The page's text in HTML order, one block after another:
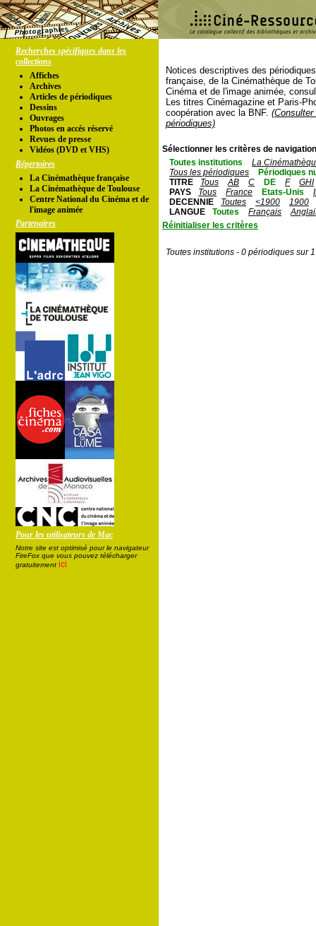
Recherches spécifiques dans les
collections
Affiches
Archives
Articles de périodiques
Dessins
Ouvrages
Photos en accés réservé
Revues de presse
Vidéos (DVD et VHS)
Répertoires
La Cinémathèque française
La Cinémathèque de Toulouse
Centre National du Cinéma et de
l'image animée
Partenaires
Pour les utilisateurs de Mac
Notre site est optimisé pour le navigateur
FireFox que vous pouvez télécharger
gratuitement ici
Notices descriptives des
française, de la Cinémathèque de
Cinéma et de l'image animée,
Les titres Cinémagazine et Paris-
coopération avec la BNF.
périodiques)
Sélectionner les critères de
Toutes institutions
La
Tous les périodiques
Périodiques
TITRE
Tous AB C DE F
GHI
PAYS
Tous France Etats-Unis
DECENNIE
Toutes <1900
1900
LANGUE
Toutes Français
Réinitialiser les critères
Toutes institutions - 0 périodiques sur